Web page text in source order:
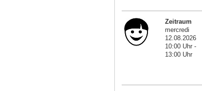
Zeitraum
mercredi
12.08.2026
10:00 Uhr -
13:00 Uhr